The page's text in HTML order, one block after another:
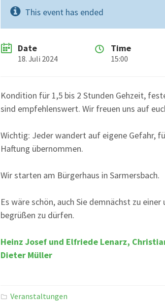
This event has ended
Date
18. Juli 2024
Time
15:00
Kondition für 1,5 bis 2 Stunden Gehzeit,
sind empfehlenswert. Wir freuen uns auf
Wichtig: Jeder wandert auf eigene Gefahr,
Haftung übernommen.
Wir starten am Bürgerhaus in Sarmersbach.
Es wäre schön, auch Sie demnächst zu
begrüßen zu dürfen.
Heinz Josef und Elfriede Lenarz,
Dieter Müller
Veranstaltungen